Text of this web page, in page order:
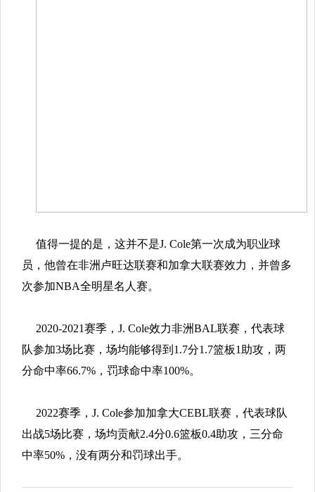
值得一提的是，这并不是J. Cole第一次成为职业球
员，他曾在非洲卢旺达联赛和加拿大联赛效力，并曾多
次参加NBA全明星名人赛。
2020-2021赛季，J. Cole效力非洲BAL联赛，代表球
队参加3场比赛，场均能够得到1.7分1.7篮板1助攻，两
分命中率66.7%，罚球命中率100%。
2022赛季，J. Cole参加加拿大CEBL联赛，代表球队
出战5场比赛，场均贡献2.4分0.6篮板0.4助攻，三分命
中率50%，没有两分和罚球出手。